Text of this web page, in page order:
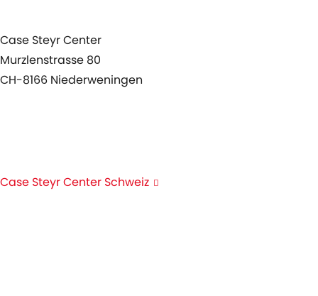
Case Steyr Center
Murzlenstrasse 80
CH-8166 Niederweningen
Case Steyr Center Schweiz